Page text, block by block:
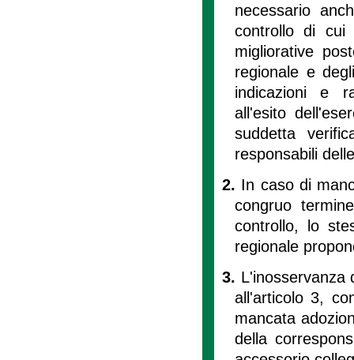
necessario
controllo di cui
migliorative
regionale e
indicazioni e
all'esito
suddetta
responsabili
2. In caso di
congruo
controllo, lo
regionale
3. L'inosservanza
all'articolo 3,
mancata
della